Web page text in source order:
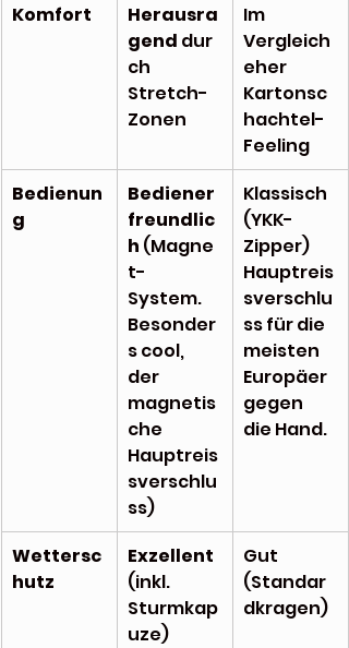
Komfort
Herausra
gend dur
ch
Stretch-
Zonen
Im
Vergleich
eher
Kartonsc
hachtel-
Feeling
Bedienun
g
Bediener
freundlic
h (Magne
t-
System.
Besonder
s cool,
der
magnetis
che
Hauptreis
sverschlu
ss)
Klassisch
(YKK-
Zipper)
Hauptreis
sverschlu
ss für die
meisten
Europäer
gegen
die Hand.
Wettersc
hutz
Exzellent
(inkl.
Sturmkap
uze)
Gut
(Standar
dkragen)